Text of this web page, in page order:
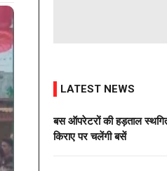
LATEST NEWS
बस ऑपरेटरों की हड़ताल
किराए पर चलेंगी बसें